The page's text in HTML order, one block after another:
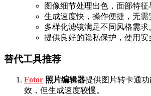
图像细节处理出色，面部特征
生成速度快，操作便捷，无需
多样化滤镜满足不同风格需求
提供良好的隐私保护，使用安
替代工具推荐
Fotor 照片编辑器提供图片转卡通
效，但生成速度较慢。